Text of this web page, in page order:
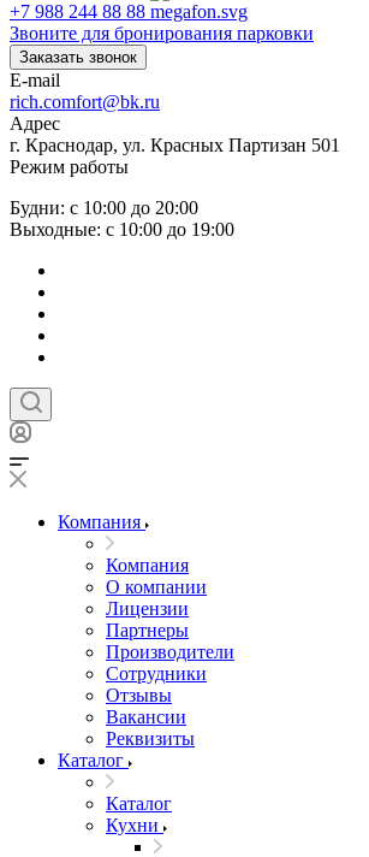
+7 988 244 88 88
Звоните для бронирования парковки
Заказать звонок
E-mail
rich.comfort@bk.ru
Адрес
г. Краснодар, ул. Красных Партизан 501
Режим работы
Будни: с 10:00 до 20:00
Выходные: с 10:00 до 19:00
Компания
Компания
О компании
Лицензии
Партнеры
Производители
Сотрудники
Отзывы
Вакансии
Реквизиты
Каталог
Каталог
Кухни